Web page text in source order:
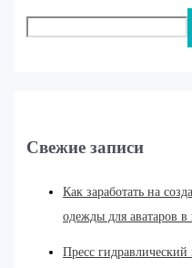
Свежие записи
Как заработать на
одежды для аватаров в
Пресс